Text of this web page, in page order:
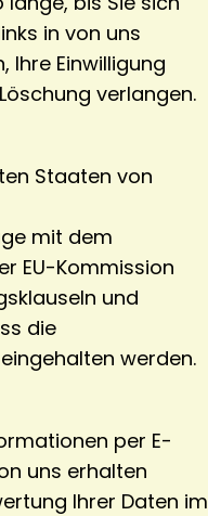
in von uns
Ihre Einwilligung
verlangen.
Staaten von
mit dem
EU-Kommission
und
die
werden.
per E-
uns erhalten
Ihrer Daten im